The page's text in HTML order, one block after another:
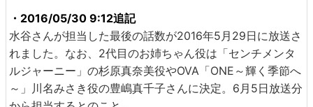
・2016/05/30 9:12追記
水谷さんが担当した最後の話数が2016年5月29日に放送さ
れました。なお、2代目のお姉ちゃん役は「センチメンタ
ルジャーニー」の杉原真奈美役やOVA「ONE～輝く季節へ
～」川名みさき役の豊嶋真千子さんに決定。6月5日放送分